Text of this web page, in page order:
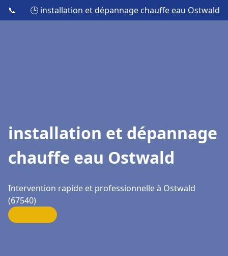
📞 🕒 installation et dépannage chauffe eau Ostwald
installation et dépannage
chauffe eau Ostwald
Intervention rapide et professionnelle à Ostwald
(67540)